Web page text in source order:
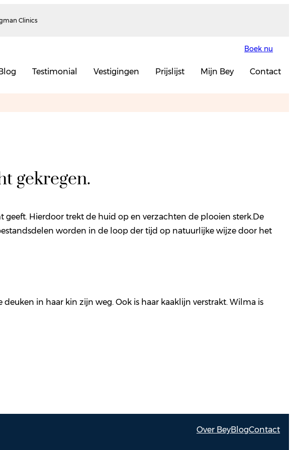
Clinics
Boek nu
Testimonial Vestigingen Prijslijst Mijn Bey Contact
gekregen.
Hierdoor trekt de huid op en verzachten de plooien sterk.De
worden in de loop der tijd op natuurlijke wijze door het
in haar kin zijn weg. Ook is haar kaaklijn verstrakt. Wilma is
Over BeyBlogContact